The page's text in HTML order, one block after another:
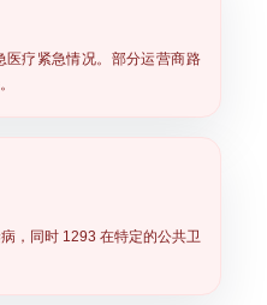
医疗紧急情况。部分运营商路
，同时 1293 在特定的公共卫